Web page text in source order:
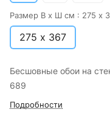
Размер В х Ш см : 275 х
275 х 367
Бесшовные обои на
689
Подробности